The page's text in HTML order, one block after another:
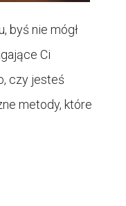
byś nie mógł
Ci
czy jesteś
metody, które